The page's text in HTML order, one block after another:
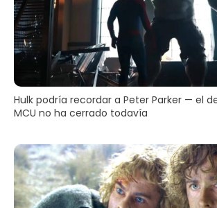
Hulk podría recordar a Peter Parker — el
MCU no ha cerrado todavía